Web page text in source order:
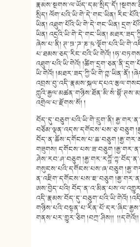
རྣམས་སྔགས་ལ་ཡོད་དམ་སྲིད་དོ།
སྲིད། ལོག་པའི་ཡི་གེ་དེ་གང་ཡིན།
ཡིན། འཐུག་པོའི་ཡི་གེ་དེ་གང་ཡིན།
ཡིན། འདྲའི་ཡི་གེ་དེ་གང་ཡིན།
ཞེས་པ་ནི།
པ་ཐམས་ཅད་རིང་བའི་ཡི་གེའོ།
འཐུག་པའི་ཡི་གེའོ།
ཡི་གེའོ། །མཐར་ཟད་ཀྱི་ཡི་གེ་ཀྵ་ཡིན་ནོ།
འགྲེལ་པ་རྫོགས་སོ། །
བོད་དུ་བཅུག་པའི་ཡི་གེ་དྲུག་ནི།
བཅོམ་ལྡན་འདས་དགོངས་པས་ཅ་བཅུག
བོད་ན་ཆོས་དགོངས་པ་ཆ་བཅུག
གཟུགས། དགོངས་པས་ཟ་བཅུག
ཤེས་རབ་ཤ་བཅུག
གསུངས་པའི་དགོངས་པས་ཞ་བཅུག
ན་འཇིག་དགོངས་པས་ཇ་བཅུག
ཨས་བྱེད་པའི།
འདི་རྣམས་བོད་དུ་བཅུག་པའི་ཡི་གེའོ།
གནས་པར་གྱུར་ཅིག །བཀྲ་ཤིས།། །།དགེའོ།།